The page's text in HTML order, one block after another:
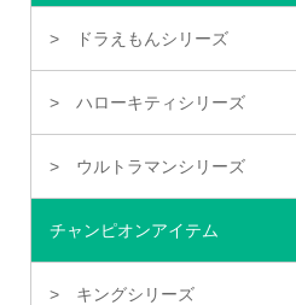
ドラえもんシリーズ
ハローキティシリーズ
ウルトラマンシリーズ
チャンピオンアイテム
キングシリーズ